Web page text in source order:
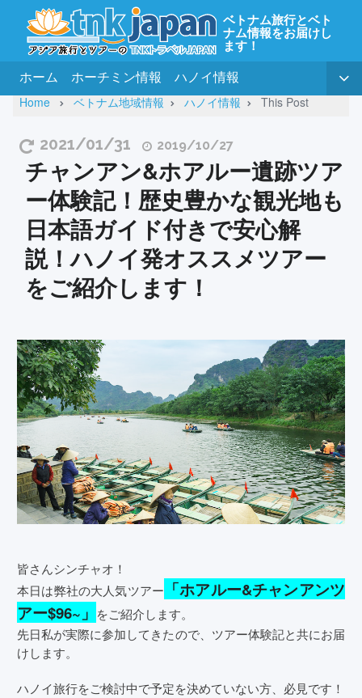
ベトナム旅行とベト
ナム情報をお届けし
ます！
ホーム ホーチミン情報 ハノイ情報
Home ベトナム地域情報 ハノイ情報 This Post
2021/01/31 2019/10/27
チャンアン&ホアルー遺跡ツア
ー体験記！歴史豊かな観光地も
日本語ガイド付きで安心解
説！ハノイ発オススメツアー
をご紹介します！
皆さんシンチャオ！
本日は弊社の大人気ツアー 「ホアルー&チャンアンツ
アー$96~」 をご紹介します。
先日私が実際に参加してきたので、ツアー体験記と共にお届
けします。
ハノイ旅行をご検討中で予定を決めていない方、必見です！